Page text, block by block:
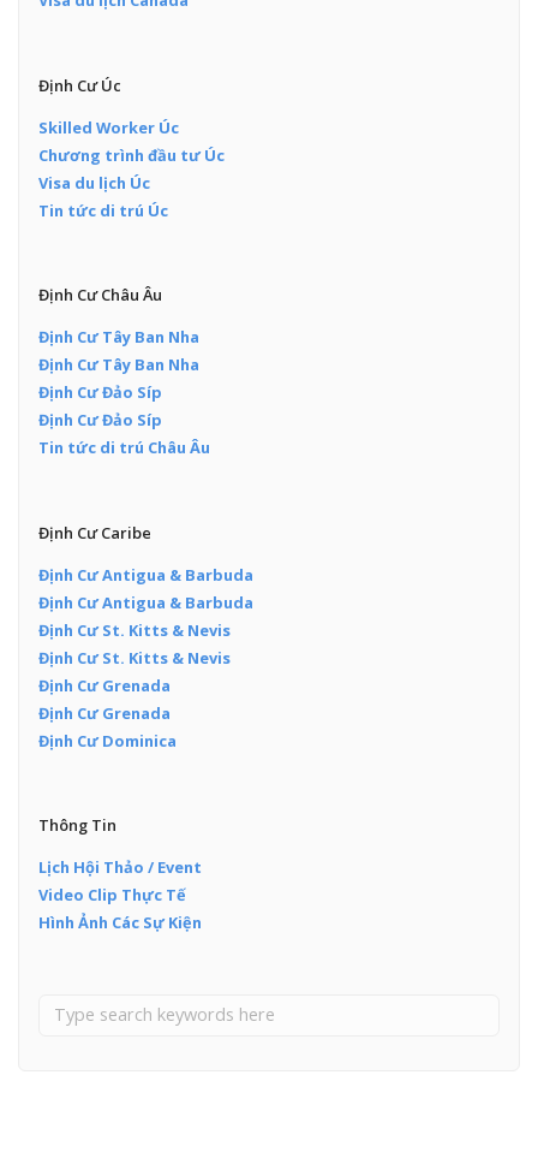
Định Cư Úc
Skilled Worker Úc
Chương trình đầu tư Úc
Visa du lịch Úc
Tin tức di trú Úc
Định Cư Châu Âu
Định Cư Tây Ban Nha
Định Cư Tây Ban Nha
Định Cư Đảo Síp
Định Cư Đảo Síp
Tin tức di trú Châu Âu
Định Cư Caribe
Định Cư Antigua & Barbuda
Định Cư Antigua & Barbuda
Định Cư St. Kitts & Nevis
Định Cư St. Kitts & Nevis
Định Cư Grenada
Định Cư Grenada
Định Cư Dominica
Thông Tin
Lịch Hội Thảo / Event
Video Clip Thực Tế
Hình Ảnh Các Sự Kiện